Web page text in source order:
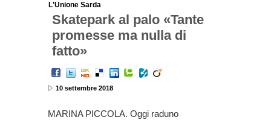
L'Unione Sarda
Skatepark al palo «Tante
promesse ma nulla di
fatto»
10 settembre 2018
MARINA PICCOLA. Oggi raduno